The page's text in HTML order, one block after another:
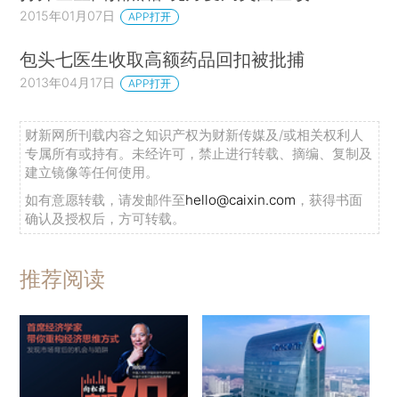
2015年01月07日 APP打开
包头七医生收取高额药品回扣被批捕
2013年04月17日 APP打开
财新网所刊载内容之知识产权为财新传媒及/或相关权利人
专属所有或持有。未经许可，禁止进行转载、摘编、复制及
建立镜像等任何使用。
如有意愿转载，请发邮件至hello@caixin.com ，获得书面
确认及授权后，方可转载。
推荐阅读